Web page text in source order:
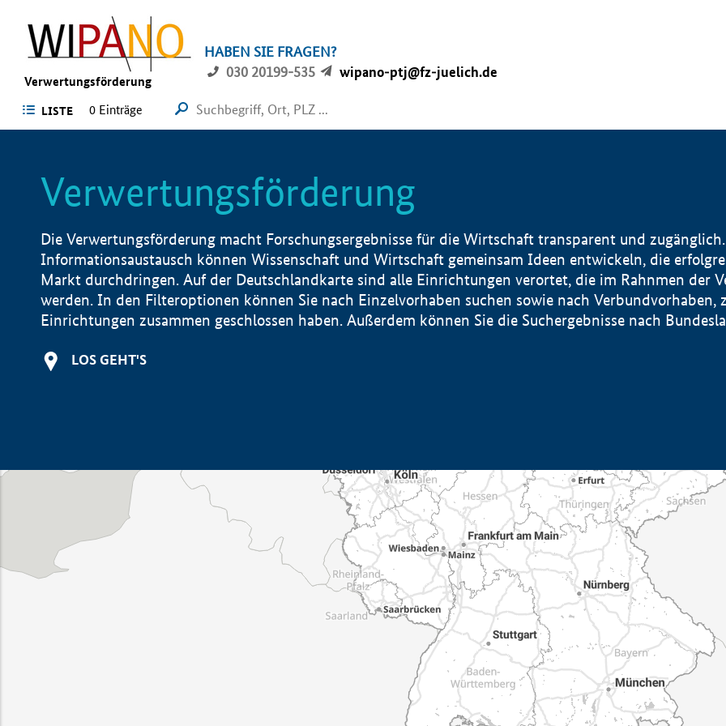
Verwertungsförderung
HABEN SIE FRAGEN?
030 20199-535
wipano-ptj@fz-juelich.de
LISTE 0 Einträge
Verwertungsförderung
Die Verwertungsförderung macht Forschungsergebnisse für die Wirtschaft transparent und
Informationsaustausch können Wissenschaft und Wirtschaft gemeinsam Ideen entwickeln, die
Markt durchdringen. Auf der Deutschlandkarte sind alle Einrichtungen verortet, die im Rahnmen der
werden. In den Filteroptionen können Sie nach Einzelvorhaben suchen sowie nach Verbundvorhaben,
Einrichtungen zusammen geschlossen haben. Außerdem können Sie die Suchergebnisse nach
LOS GEHT'S